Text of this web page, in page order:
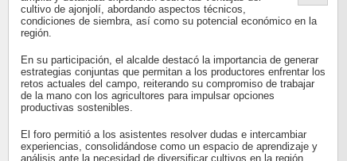
cultivo de ajonjolí, abordando aspectos técnicos,
condiciones de siembra, así como su potencial económico en la
región.
En su participación, el alcalde destacó la importancia de generar
estrategias conjuntas que permitan a los productores enfrentar los
retos actuales del campo, reiterando su compromiso de trabajar
de la mano con los agricultores para impulsar opciones
productivas sostenibles.
El foro permitió a los asistentes resolver dudas e intercambiar
experiencias, consolidándose como un espacio de aprendizaje y
análisis ante la necesidad de diversificar cultivos en la región.